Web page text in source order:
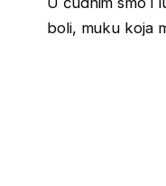
boli, muku koja